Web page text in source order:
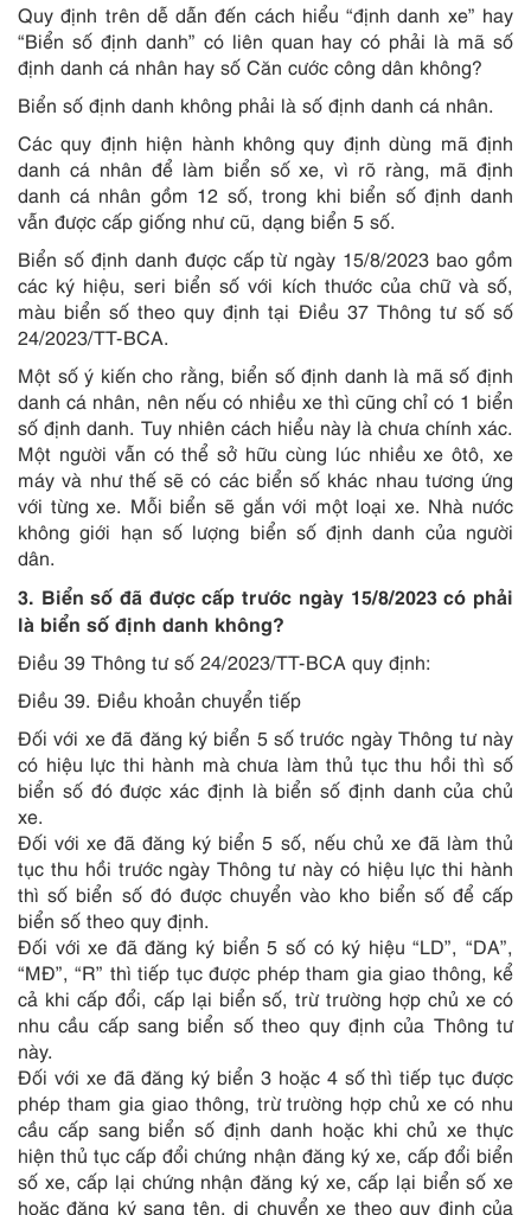
Quy định trên dễ dẫn đến cách hiểu “định danh xe” hay
“Biển số định danh” có liên quan hay có phải là mã số
định danh cá nhân hay số Căn cước công dân không?
Biển số định danh không phải là số định danh cá nhân.
Các quy định hiện hành không quy định dùng mã định
danh cá nhân để làm biển số xe, vì rõ ràng, mã định
danh cá nhân gồm 12 số, trong khi biển số định danh
vẫn được cấp giống như cũ, dạng biển 5 số.
Biển số định danh được cấp từ ngày 15/8/2023 bao gồm
các ký hiệu, seri biển số với kích thước của chữ và số,
màu biển số theo quy định tại Điều 37 Thông tư số số
24/2023/TT-BCA.
Một số ý kiến cho rằng, biển số định danh là mã số định
danh cá nhân, nên nếu có nhiều xe thì cũng chỉ có 1 biển
số định danh. Tuy nhiên cách hiểu này là chưa chính xác.
Một người vẫn có thể sở hữu cùng lúc nhiều xe ôtô, xe
máy và như thế sẽ có các biển số khác nhau tương ứng
với từng xe. Mỗi biển sẽ gắn với một loại xe. Nhà nước
không giới hạn số lượng biển số định danh của người
dân.
3. Biển số đã được cấp trước ngày 15/8/2023 có phải
là biển số định danh không?
Điều 39 Thông tư số 24/2023/TT-BCA quy định:
Điều 39. Điều khoản chuyển tiếp
Đối với xe đã đăng ký biển 5 số trước ngày Thông tư này
có hiệu lực thi hành mà chưa làm thủ tục thu hồi thì số
biển số đó được xác định là biển số định danh của chủ
xe.
Đối với xe đã đăng ký biển 5 số, nếu chủ xe đã làm thủ
tục thu hồi trước ngày Thông tư này có hiệu lực thi hành
thì số biển số đó được chuyển vào kho biển số để cấp
biển số theo quy định.
Đối với xe đã đăng ký biển 5 số có ký hiệu “LD”, “DA”,
“MĐ”, “R” thì tiếp tục được phép tham gia giao thông, kể
cả khi cấp đổi, cấp lại biển số, trừ trường hợp chủ xe có
nhu cầu cấp sang biển số theo quy định của Thông tư
này.
Đối với xe đã đăng ký biển 3 hoặc 4 số thì tiếp tục được
phép tham gia giao thông, trừ trường hợp chủ xe có nhu
cầu cấp sang biển số định danh hoặc khi chủ xe thực
hiện thủ tục cấp đổi chứng nhận đăng ký xe, cấp đổi biển
số xe, cấp lại chứng nhận đăng ký xe, cấp lại biển số xe
hoặc đăng ký sang tên, di chuyển xe theo quy định của